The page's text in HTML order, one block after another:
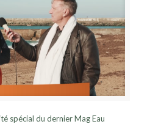
spécial du dernier Mag Eau